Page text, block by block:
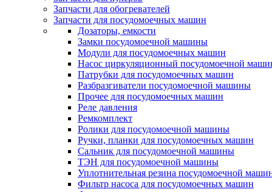
Запчасти для обогревателей
Запчасти для посудомоечных машин
Дозаторы, емкости
Замки посудомоечной машины
Модули для посудомоечных машин
Насос циркуляционный посудомоечной
Патрубки для посудомоечных машин
Разбразгиватели посудомоечной машины
Прочее для посудомоечных машин
Реле давления
Ремкомплект
Ролики для посудомоечной машины
Ручки, планки для посудомоечных машин
Сальник для посудомоечной машины
ТЭН для посудомоечной машины
Уплотнительная резина посудомоечной
Фильтр насоса для посудомоечных машин